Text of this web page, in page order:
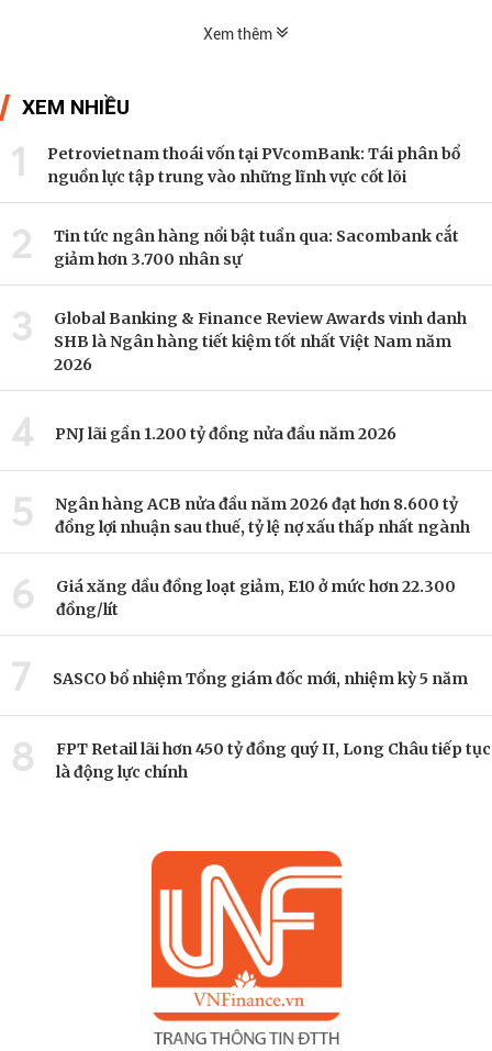
Xem thêm
XEM NHIỀU
1
Petrovietnam thoái vốn tại PVcomBank: Tái phân bổ
nguồn lực tập trung vào những lĩnh vực cốt lõi
2
Tin tức ngân hàng nổi bật tuần qua: Sacombank cắt
giảm hơn 3.700 nhân sự
3
Global Banking & Finance Review Awards vinh danh
SHB là Ngân hàng tiết kiệm tốt nhất Việt Nam năm
2026
4 PNJ lãi gần 1.200 tỷ đồng nửa đầu năm 2026
5
Ngân hàng ACB nửa đầu năm 2026 đạt hơn 8.600 tỷ
đồng lợi nhuận sau thuế, tỷ lệ nợ xấu thấp nhất ngành
6
Giá xăng dầu đồng loạt giảm, E10 ở mức hơn 22.300
đồng/lít
7 SASCO bổ nhiệm Tổng giám đốc mới, nhiệm kỳ 5 năm
8
FPT Retail lãi hơn 450 tỷ đồng quý II, Long Châu tiếp tục
là động lực chính